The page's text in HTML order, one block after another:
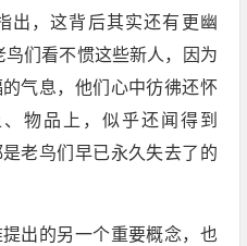
出，这背后其实还有更幽
们看不惯这些新人，因为
气息，他们心中彷彿还怀
物品上，似乎还闻得到
老鸟们早已永久失去了的
出的另一个重要概念，也